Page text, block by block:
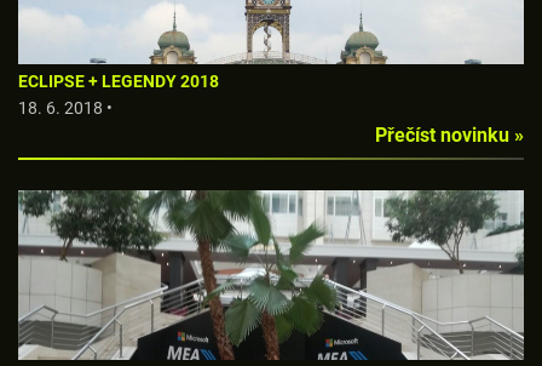
ECLIPSE + LEGENDY 2018
18. 6. 2018 •
Přečíst novinku »